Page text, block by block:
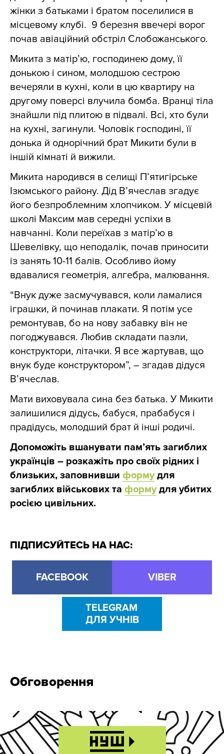
жінки з батьками і братом поселилися в
місцевому клубі. 9 березня ввечері ворог
почав авіаційний обстріл Слобожанського.
Микита з матір’ю, господинею дому, її
донькою і сином, молодшою сестрою
вечеряли в кухні, коли в цю квартиру на
другому поверсі влучила бомба. Вранці тіла
знайшли під плитою в підвалі. Всі, хто були
на кухні, загинули. Чоловік господині, її
донька й однорічний брат Микити були в
іншій кімнаті й вижили.
Микита народився в селищі П’ятигірське
Ізюмського району. Дід В’ячеслав згадує
його безпроблемним хлопчиком. У місцевій
школі Максим мав середні успіхи в
навчанні. Коли переїхав з матір’ю в
Шевелівку, що неподалік, почав приносити
із занять 10-11 балів. Особливо йому
вдавалися геометрія, алгебра, малювання.
“Внук дуже засмучувався, коли ламалися
іграшки, й починав плакати. Я потім усе
ремонтував, бо на нову забавку він не
погоджувався. Любив складати пазли,
конструктори, літачки. Я все жартував, що
внук буде конструктором”, – згадав дідуся
В’ячеслав.
Мати виховувала сина без батька. У Микити
залишилися дідусь, бабуся, прабабуся і
прадідусь, молодший брат й інші родичі.
Допоможіть вшанувати пам’ять загиблих
українців – розкажіть про своїх рідних і
близьких, заповнивши формудля
загиблих військових та формудля убитих
росією цивільних.
ПІДПИСУЙТЕСЬ НА НАС:
FACEBOOK VIBER
TELEGRAM
ДЛЯ УЧНІВ
Обговорення